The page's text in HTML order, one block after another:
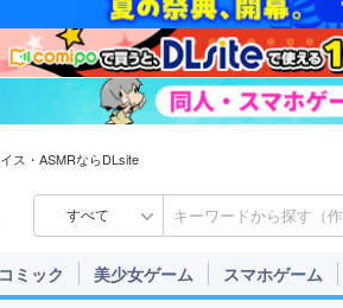
ス・ASMRならDLsite
すべて
ミック 美少女ゲーム スマホゲーム